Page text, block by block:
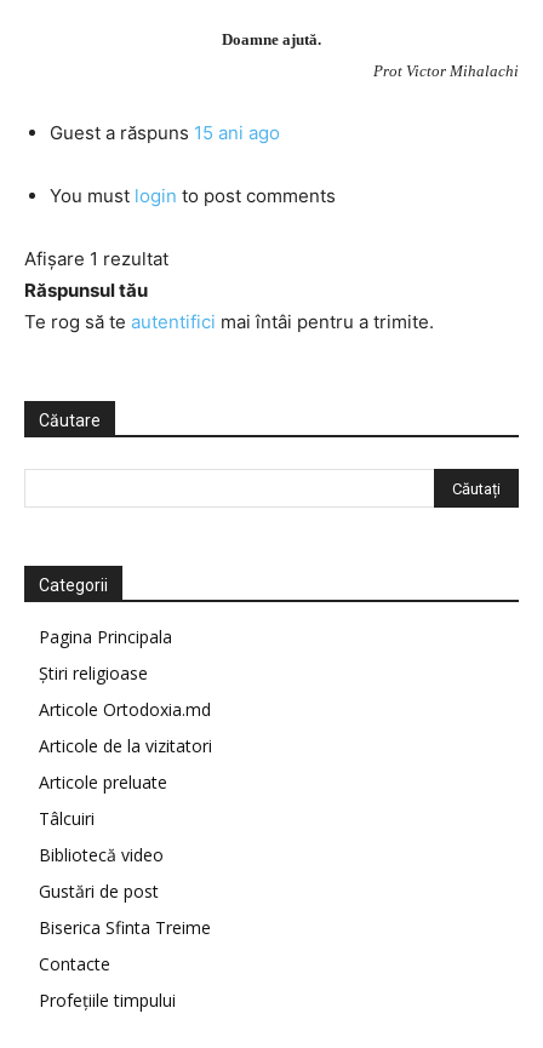
Doamne ajută.
Prot Victor Mihalachi
Guest a răspuns 15 ani ago
You must login to post comments
Afișare 1 rezultat
Răspunsul tău
Te rog să te autentifici mai întâi pentru a trimite.
Căutare
Categorii
Pagina Principala
Știri religioase
Articole Ortodoxia.md
Articole de la vizitatori
Articole preluate
Tâlcuiri
Bibliotecă video
Gustări de post
Biserica Sfinta Treime
Contacte
Profețiile timpului